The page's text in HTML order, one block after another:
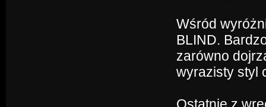
Wśród
BLIND.
zarówno
wyrazisty styl